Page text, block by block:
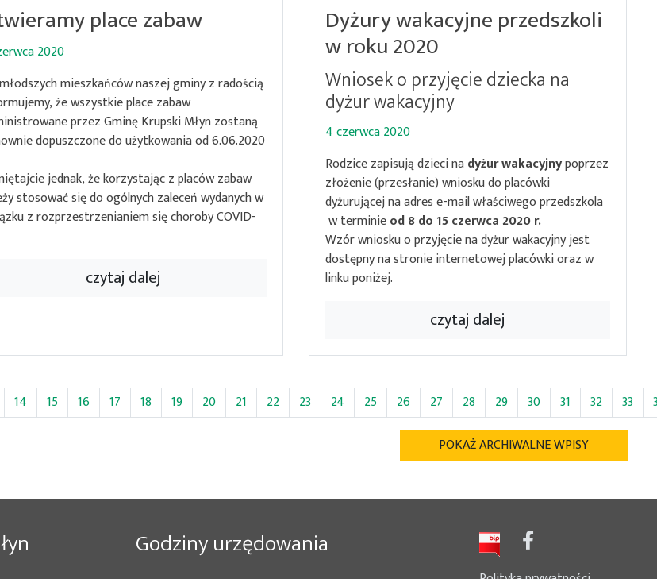
place zabaw
2020
mieszkańców naszej gminy z radością
że wszystkie place zabaw
przez Gminę Krupski Młyn zostaną
dopuszczone do użytkowania od 6.06.2020
jednak, że korzystając z placów zabaw
stosować się do ogólnych zaleceń wydanych w
z rozprzestrzenianiem się choroby COVID-
czytaj dalej
Dyżury wakacyjne przedszkoli
w roku 2020
Wniosek o przyjęcie dziecka na
dyżur wakacyjny
4 czerwca 2020
Rodzice zapisują dzieci nadyżur wakacyjnypoprzez
złożenie (przesłanie) wniosku do placówki
dyżurującej na adres e-mail właściwego przedszkola
w terminieod 8 do 15 czerwca 2020 r.
Wzór wniosku o przyjęcie na dyżur wakacyjny jest
dostępny na stronie internetowej placówki oraz w
linku poniżej.
czytaj dalej
14 15 16 17 18 19 20 21 22 23 24 25 26 27 28 29 30 31 32 33
POKAŻ ARCHIWALNE WPISY
Godziny urzędowania